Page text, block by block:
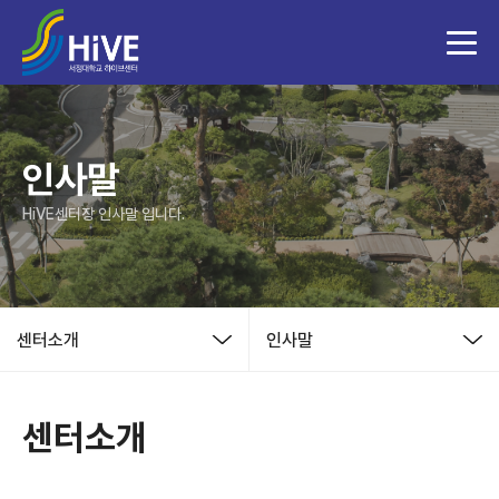
인사말
HiVE센터장 인사말 입니다.
센터소개 인사말
센터소개